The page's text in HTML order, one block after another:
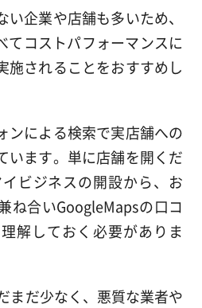
企業や店舗も多いため、
てコストパフォーマンスに
施されることをおすすめし
ンによる検索で実店舗への
います。単に店舗を開くだ
ビジネスの開設から、お
ね合いGoogleMapsの口コ
解しておく必要がありま
まだ少なく、悪質な業者や